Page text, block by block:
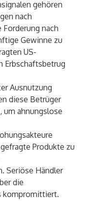
gehören
nach
nach
Gewinne zu
US-
Erbschaftsbetrug
Ausnutzung
diese Betrüger
um ahnungslose
Produkte zu
Seriöse Händler
die
kompromittiert.